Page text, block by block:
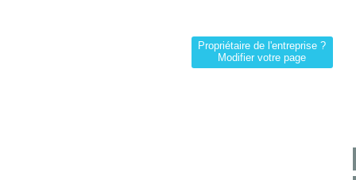
Propriétaire de l'entreprise ?
Modifier votre page